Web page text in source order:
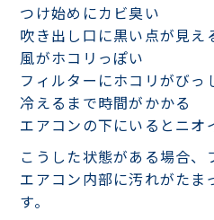
つけ始めにカビ臭い
吹き出し口に黒い点が見え
風がホコリっぽい
フィルターにホコリがびっ
冷えるまで時間がかかる
エアコンの下にいるとニオ
こうした状態がある場合、
エアコン内部に汚れがたま
す。